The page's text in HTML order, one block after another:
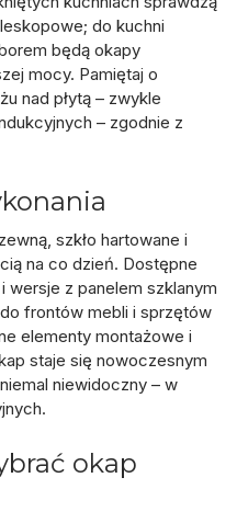
do kuchni
będą okapy
mocy. Pamiętaj o
nad płytą – zwykle
– zgodnie z
, szkło hartowane i
na co dzień. Dostępne
wersje z panelem szklanym
frontów mebli i sprzętów
elementy montażowe i
staje się nowoczesnym
niewidoczny – w
okap